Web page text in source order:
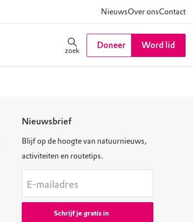
NieuwsOver onsContact
zoek
Doneer Word lid
Nieuwsbrief
Blijf op de hoogte van natuurnieuws,
activiteiten en routetips.
E-mailadres
Schrijf je gratis in